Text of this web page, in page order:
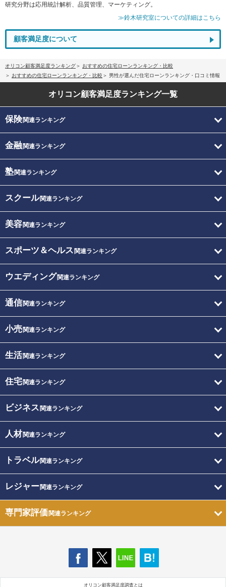
研究分野は応用統計解析、品質管理、マーケティング。
≫鈴木研究室についての詳細はこちら
顧客満足度について
オリコン顧客満足度ランキング
おすすめの住宅ローンランキング・比較
おすすめの住宅ローンランキング・比較
男性が選んだ住宅ローンランキング・口コミ情報
オリコン顧客満足度ランキング一覧
保険関連ランキング
金融関連ランキング
塾関連ランキング
スクール関連ランキング
美容関連ランキング
スポーツ＆ヘルス 関連ランキング
ウエディング関連ランキング
通信関連ランキング
小売関連ランキング
生活関連ランキング
住宅関連ランキング
ビジネス 関連ランキング
人材関連ランキング
トラベル関連ランキング
レジャー関連ランキング
専門家評価関連ランキング
オリコン顧客満足度調査とは